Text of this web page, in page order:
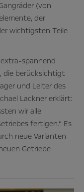
(von
der
wichtigsten Teile
spannend
die berücksichtigt
und Leiter des
Lackner erklärt:
wir alle
fertigen.“ Es
neue Varianten
Getriebe